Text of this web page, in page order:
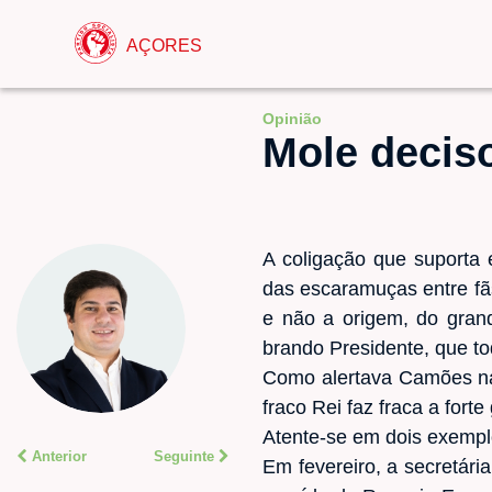
AÇORES
Opinião
Mole
Anterior Seguinte
A coligação que suporta
das escaramuças entre
e não a origem, do
brando Presidente, que
Como alertava Camões
fraco Rei faz fraca a
Atente-se em dois
Em fevereiro, a